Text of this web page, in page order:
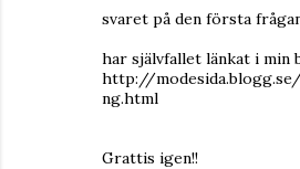
svaret på den första
har självfallet länkat i min
http://
ng.html
Grattis igen!!